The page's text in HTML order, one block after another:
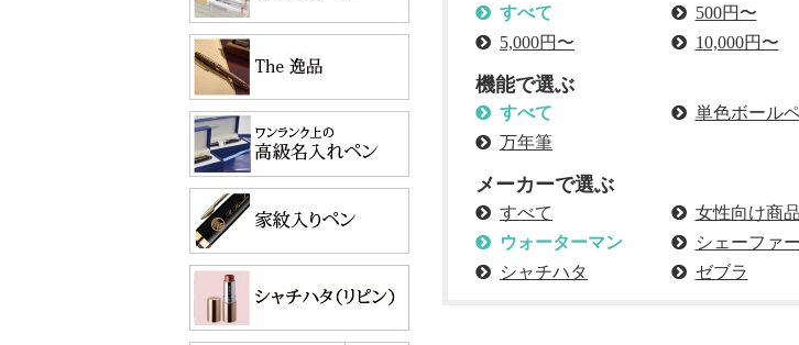
すべて 500円〜
5,000円〜
10,000円〜
機能で選ぶ
すべて 単色ボール
万年筆
メーカーで選ぶ
すべて 女性向け商品
ウォーターマン
シェーファー
シャチハタ
ゼブラ